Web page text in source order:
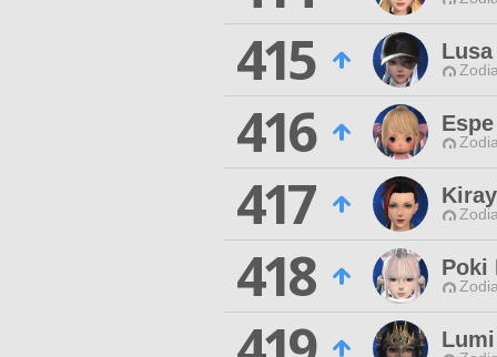
415
416
417
418 Poki